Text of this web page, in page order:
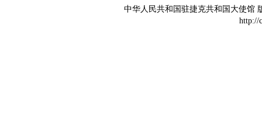
中华人民共和国驻捷克共和国大使馆
http://